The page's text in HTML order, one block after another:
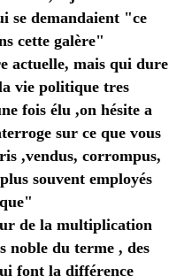
se demandaient "ce
cette galère"
actuelle, mais qui dure
vie politique tres
fois élu ,on hésite a
sur ce que vous
,vendus, corrompus,
souvent employés
de la multiplication
noble du terme , des
font la différence